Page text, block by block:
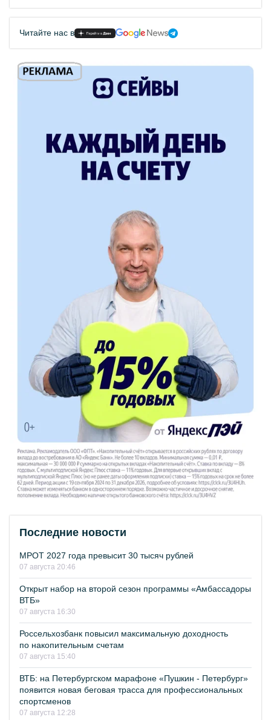
Читайте нас в
Последние новости
МРОТ 2027 года превысит 30 тысяч рублей
07 августа 20:46
Открыт набор на второй сезон программы «Амбассадоры
ВТБ»
07 августа 16:30
Россельхозбанк повысил максимальную доходность
по накопительным счетам
07 августа 15:40
ВТБ: на Петербургском марафоне «Пушкин - Петербург»
появится новая беговая трасса для профессиональных
спортсменов
07 августа 12:28